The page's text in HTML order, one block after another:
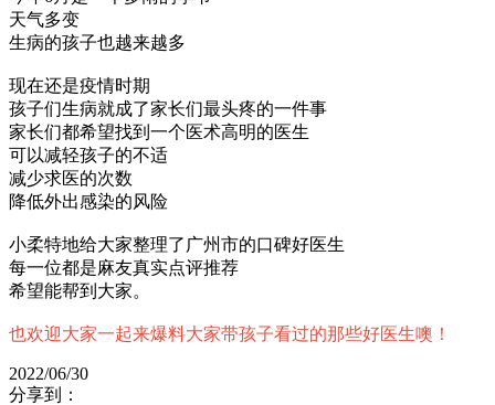
天气多变
生病的孩子也越来越多
现在还是疫情时期
孩子们生病就成了家长们最头疼的一件事
家长们都希望找到一个医术高明的医生
可以减轻孩子的不适
减少求医的次数
降低外出感染的风险
小柔特地给大家整理了广州市的口碑好医生
每一位都是麻友真实点评推荐
希望能帮到大家。
也欢迎大家一起来爆料大家带孩子看过的那些好医生噢！
2022/06/30
分享到：